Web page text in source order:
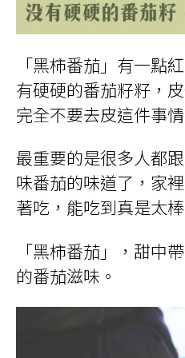
「黑柿番茄」有一點
有硬硬的番茄籽籽，
完全不要去皮這件事
最重要的是很多人都
味番茄的味道了，家
著吃，能吃到真是太棒
「黑柿番茄」，甜中
的番茄滋味。